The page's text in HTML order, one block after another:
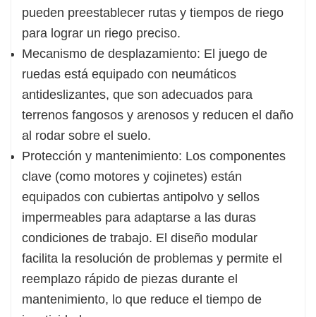
pueden preestablecer rutas y tiempos de riego
para lograr un riego preciso.
Mecanismo de desplazamiento: El juego de
ruedas está equipado con neumáticos
antideslizantes, que son adecuados para
terrenos fangosos y arenosos y reducen el daño
al rodar sobre el suelo.
Protección y mantenimiento: Los componentes
clave (como motores y cojinetes) están
equipados con cubiertas antipolvo y sellos
impermeables para adaptarse a las duras
condiciones de trabajo. El diseño modular
facilita la resolución de problemas y permite el
reemplazo rápido de piezas durante el
mantenimiento, lo que reduce el tiempo de